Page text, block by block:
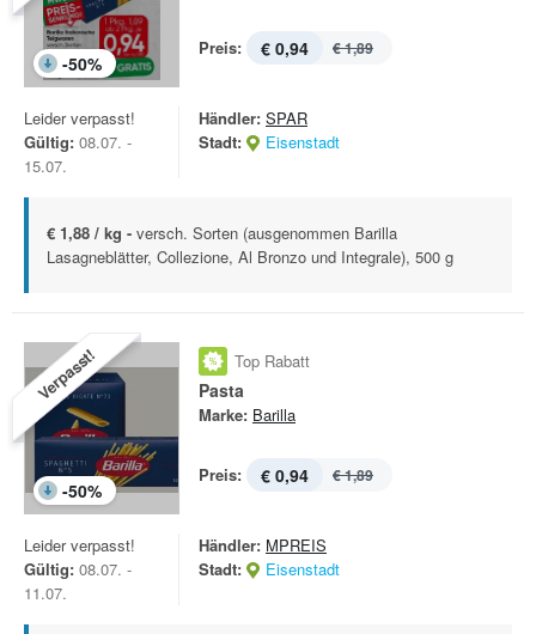
-50%
Preis: € 0,94 € 1,89
Leider verpasst!
Gültig: 08.07. -
15.07.
Händler: SPAR
Stadt:
Eisenstadt
€ 1,88 / kg - versch. Sorten (ausgenommen Barilla
Lasagneblätter, Collezione, Al Bronzo und Integrale), 500 g
Verpasst!
-50%
Top Rabatt
Pasta
Marke: Barilla
Preis: € 0,94 € 1,89
Leider verpasst!
Gültig: 08.07. -
11.07.
Händler: MPREIS
Stadt:
Eisenstadt